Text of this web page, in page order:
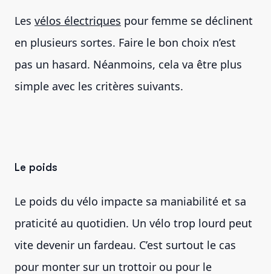
Les vélos électriques pour femme se déclinent
en plusieurs sortes. Faire le bon choix n’est
pas un hasard. Néanmoins, cela va être plus
simple avec les critères suivants.
Le poids
Le poids du vélo impacte sa maniabilité et sa
praticité au quotidien. Un vélo trop lourd peut
vite devenir un fardeau. C’est surtout le cas
pour monter sur un trottoir ou pour le